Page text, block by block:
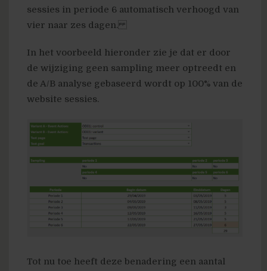
sessies in periode 6 automatisch verhoogd van
vier naar zes dagen.
In het voorbeeld hieronder zie je dat er door
de wijziging geen sampling meer optreedt en
de A/B analyse gebaseerd wordt op 100% van de
website sessies.
Tot nu toe heeft deze benadering een aantal